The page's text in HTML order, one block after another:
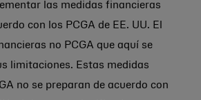
las medidas financieras
con los PCGA de EE. UU. El
no PCGA que aquí se
limitaciones. Estas medidas
no se preparan de acuerdo con